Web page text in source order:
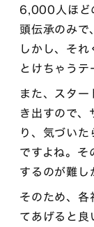
6,000人ほど
頭伝承のみで
しかし、そ
とけちゃうテ
また、スタ
き出すので
り、気づい
ですよね。そ
するのが難し
そのため、各
てあげると